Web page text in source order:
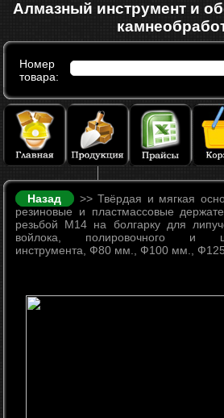
Алмазный инструмент и
Номер
товара:
Назад
>> Твёрдая и мягкая
резиновые и пластмассовые
резьбой М14 на болгарку для
войлока, полировочного и
инструмента, Ф80 мм., Ф100 мм.,